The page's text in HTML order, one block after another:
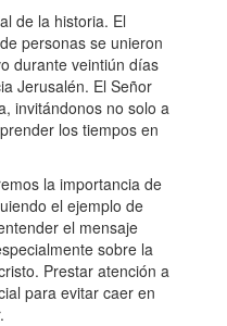
de la historia. El
personas se unieron
durante veintiún días
Jerusalén. El Señor
invitándonos no solo a
los tiempos en
la importancia de
el ejemplo de
el mensaje
sobre la
Prestar atención a
para evitar caer en